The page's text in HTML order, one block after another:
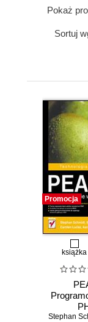
Pokaż
Sortuj
Promocja
książka
Stephan